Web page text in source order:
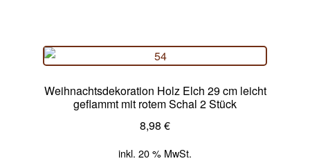
Weihnachtsdekoration Holz Elch 29 cm leicht
geflammt mit rotem Schal 2 Stück
8,98 €
inkl. 20 % MwSt.